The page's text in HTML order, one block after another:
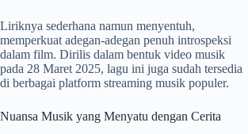
Liriknya sederhana namun menyentuh,
memperkuat adegan-adegan penuh introspeksi
dalam film. Dirilis dalam bentuk video musik
pada 28 Maret 2025, lagu ini juga sudah tersedia
di berbagai platform streaming musik populer.
Nuansa Musik yang Menyatu dengan Cerita